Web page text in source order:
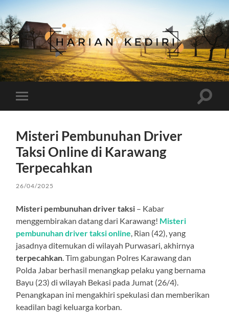
Harian
Kediri
mobile
Toggle
Misteri Pembunuhan Driver
Taksi Online di Karawang
Terpecahkan
26/04/2025
Misteri pembunuhan driver taksi – Kabar
menggembirakan datang dari Karawang! Misteri
pembunuhan driver taksi online, Rian (42), yang
jasadnya ditemukan di wilayah Purwasari, akhirnya
terpecahkan. Tim gabungan Polres Karawang dan
Polda Jabar berhasil menangkap pelaku yang bernama
Bayu (23) di wilayah Bekasi pada Jumat (26/4).
Penangkapan ini mengakhiri spekulasi dan memberikan
keadilan bagi keluarga korban.